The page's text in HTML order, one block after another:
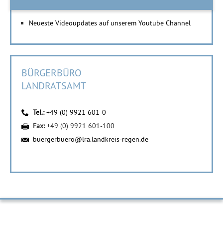
Neueste Videoupdates auf unserem Youtube Channel
BÜRGERBÜRO
LANDRATSAMT
Tel.:+49 (0) 9921 601-0
Fax:+49 (0) 9921 601-100
buergerbuero@lra.landkreis-regen.de